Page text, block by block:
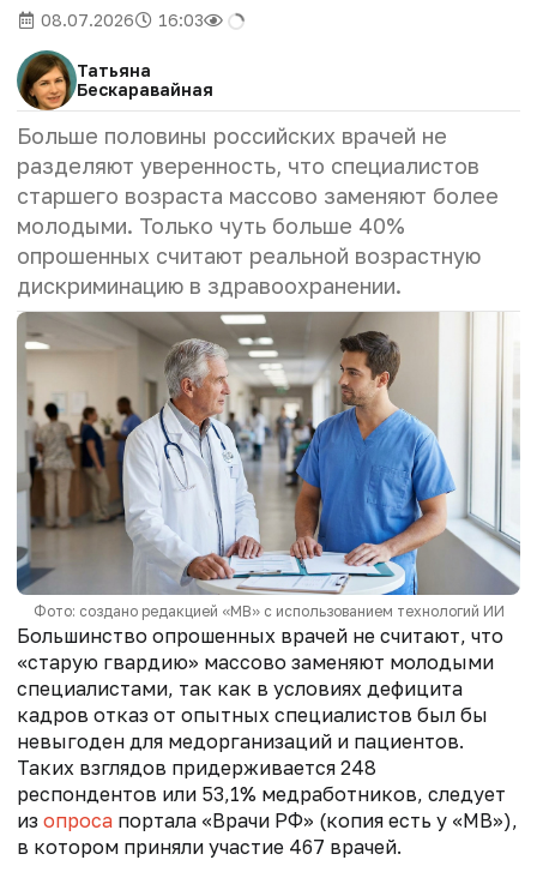
08.07.2026 16:03
Татьяна
Бескаравайная
Больше половины российских врачей не
разделяют уверенность, что специалистов
старшего возраста массово заменяют более
молодыми. Только чуть больше 40%
опрошенных считают реальной возрастную
дискриминацию в здравоохранении.
Фото: создано редакцией «МВ» с использованием технологий ИИ
Большинство опрошенных врачей не считают, что
«старую гвардию» массово заменяют молодыми
специалистами, так как в условиях дефицита
кадров отказ от опытных специалистов был бы
невыгоден для медорганизаций и пациентов.
Таких взглядов придерживается 248
респондентов или 53,1% медработников, следует
из опроса портала «Врачи РФ» (копия есть у «МВ»),
в котором приняли участие 467 врачей.